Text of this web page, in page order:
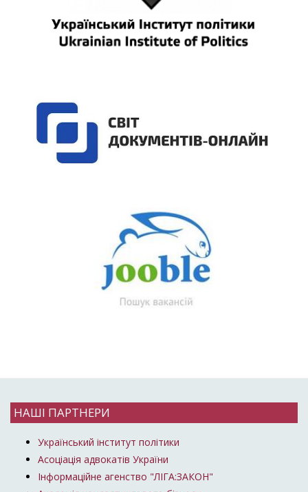
НАШІ ПАРТНЕРИ
Український інститут політики
Асоціація адвокатів України
Інформаційне агенство "ЛІГА:ЗАКОН"